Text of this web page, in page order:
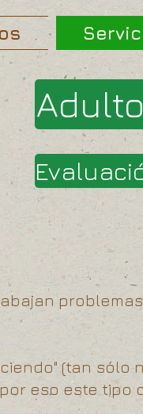
(tan sólo
eso este tipo